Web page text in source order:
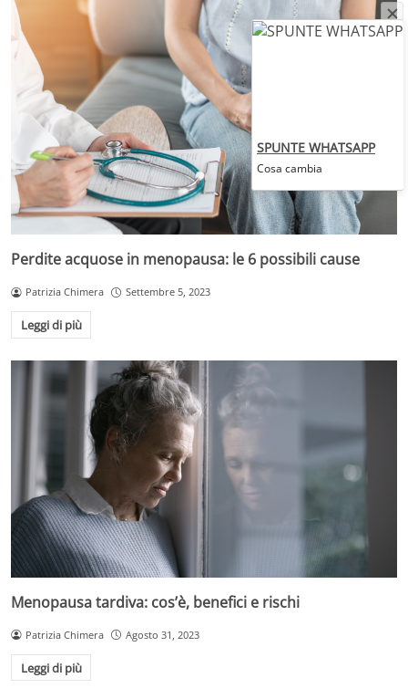
Perdite acquose in menopausa: le 6 possibili cause
Patrizia Chimera Settembre 5, 2023
Leggi di più
Menopausa tardiva: cos’è, benefici e rischi
Patrizia Chimera Agosto 31, 2023
Leggi di più
SPUNTE WHATSAPP
Cosa cambia